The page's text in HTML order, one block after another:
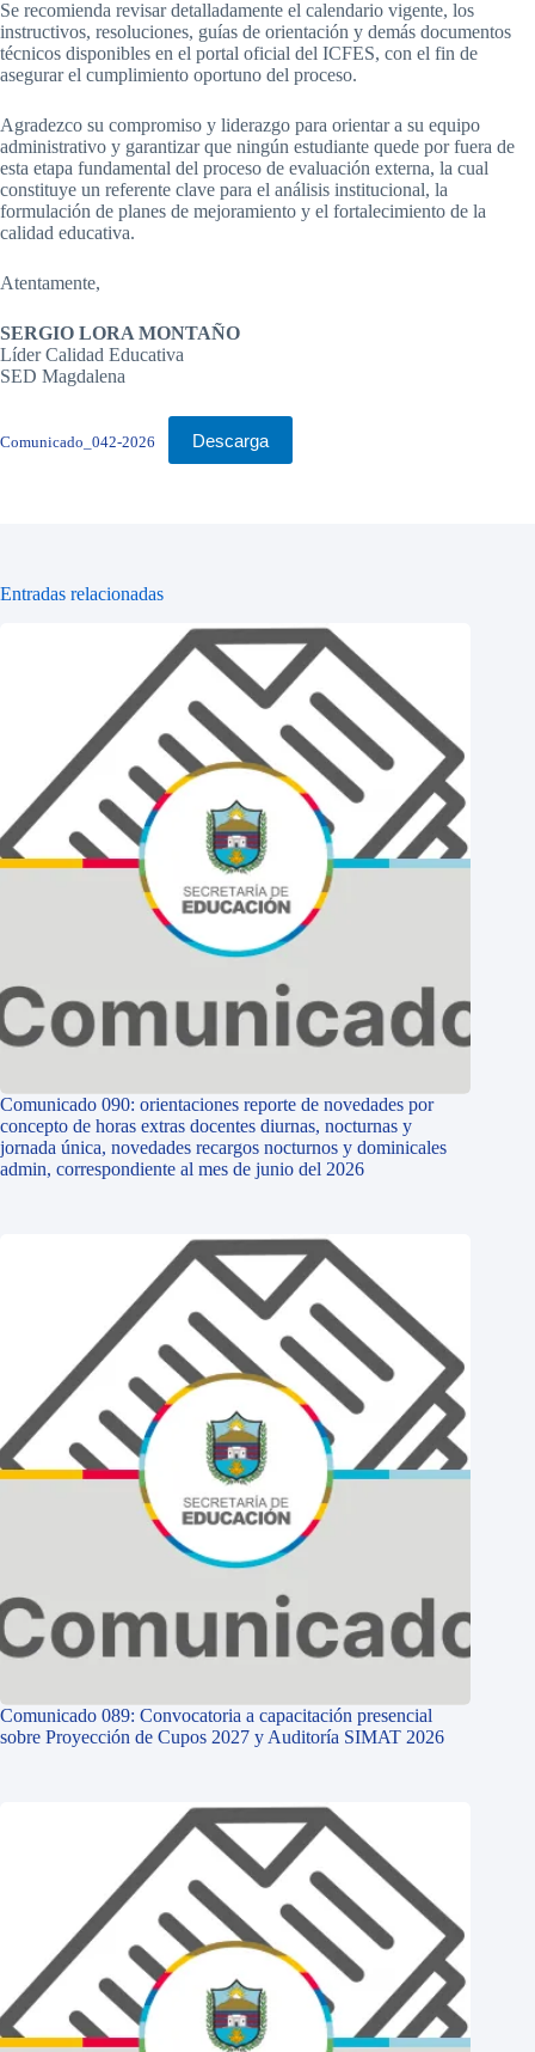
Se recomienda revisar detalladamente el calendario vigente, los
instructivos, resoluciones, guías de orientación y demás documentos
técnicos disponibles en el portal oficial del ICFES, con el fin de
asegurar el cumplimiento oportuno del proceso.
Agradezco su compromiso y liderazgo para orientar a su equipo
administrativo y garantizar que ningún estudiante quede por fuera de
esta etapa fundamental del proceso de evaluación externa, la cual
constituye un referente clave para el análisis institucional, la
formulación de planes de mejoramiento y el fortalecimiento de la
calidad educativa.
Atentamente,
SERGIO LORA MONTAÑO
Líder Calidad Educativa
SED Magdalena
Comunicado_042-2026 Descarga
Entradas relacionadas
Comunicado 090: orientaciones reporte de novedades por
concepto de horas extras docentes diurnas, nocturnas y
jornada única, novedades recargos nocturnos y dominicales
admin, correspondiente al mes de junio del 2026
Comunicado 089: Convocatoria a capacitación presencial
sobre Proyección de Cupos 2027 y Auditoría SIMAT 2026